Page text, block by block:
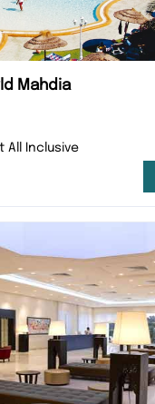
Mahdia
All Inclusive